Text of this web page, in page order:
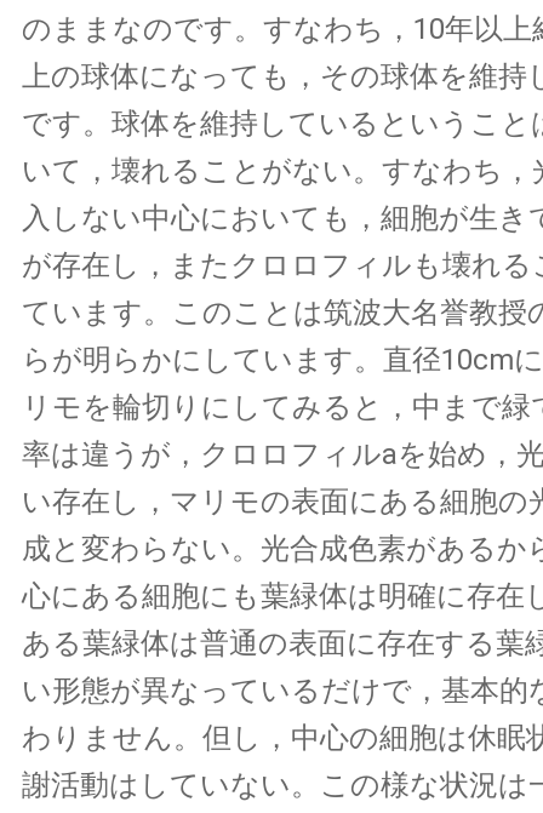
のままなのです。すなわち，10年以上
上の球体になっても，その球体を維持
です。球体を維持しているということ
いて，壊れることがない。すなわち，
入しない中心においても，細胞が生き
が存在し，またクロロフィルも壊れる
ています。このことは筑波大名誉教授
らが明らかにしています。直径10cm
リモを輪切りにしてみると，中まで
率は違うが，クロロフィルaを始め，
い存在し，マリモの表面にある細胞の
成と変わらない。光合成色素があるか
心にある細胞にも葉緑体は明確に存在
ある葉緑体は普通の表面に存在する葉
い形態が異なっているだけで，基本的
わりません。但し，中心の細胞は休眠
謝活動はしていない。この様な状況は